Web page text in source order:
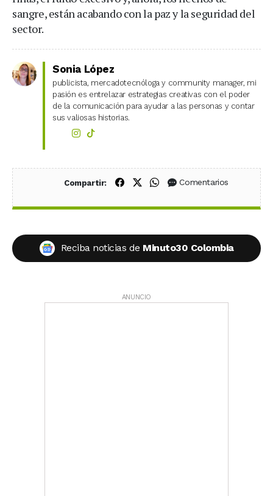
sangre, están acabando con la paz y la seguridad del
sector.
Sonia López
publicista, mercadotecnóloga y community manager, mi
pasión es entrelazar estrategias creativas con el poder
de la comunicación para ayudar a las personas y contar
sus valiosas historias.
Compartir: Compartir en Facebook
Compartir en X (Twitter)
Compartir en WhatsApp
Comentarios
Reciba noticias de Minuto30 Colombia
ANUNCIO